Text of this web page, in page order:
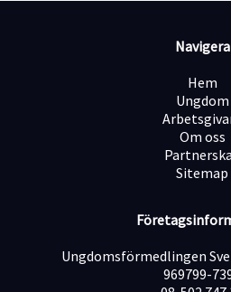
Mäta och kontrollera
Dokumentera och följa upp
Samarbeta med kollegor inom
Navigera
Hem
Ungdom
Om oss
Sitemap
Ungdomsförmedlingen
969799-